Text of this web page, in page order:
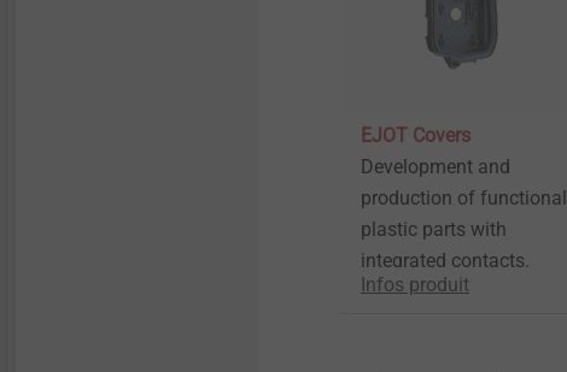
EJOT Covers
Development and
production of functional
plastic parts with
integrated contacts.
Infos produit